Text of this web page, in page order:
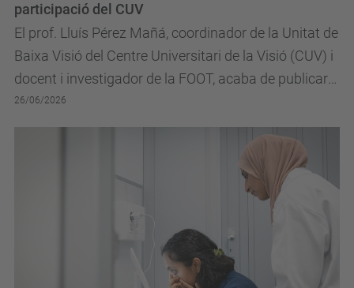
El prof. Lluís Pérez Mañá, coordinador de la Unitat de
Baixa Visió del Centre Universitari de la Visió (CUV) i
docent i investigador de la FOOT, acaba de publicar
un llibre de referència sobre...
participació del CUV
26/06/2026